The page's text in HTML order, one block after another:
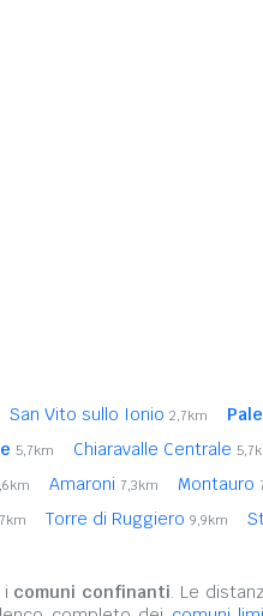
San Vito sullo Ionio 2,7km
5,7km Chiaravalle Centrale
Amaroni 7,3km Montauro
Torre di Ruggiero 9,9km
comuni confinanti. Le